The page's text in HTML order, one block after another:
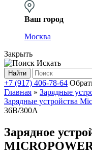
Ваш город
Москва
Закрыть
Искать
Найти
+7 (917) 406-78-64
Главная » Зарядные
Зарядные устройства
36В/300А
Зарядное